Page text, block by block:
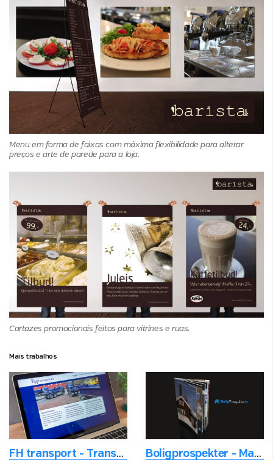
Menu em forma de faixas com máxima flexibilidade para alterar
preços e arte de parede para a loja.
Cartazes promocionais feitos para vitrines e ruas.
Mais trabalhos
FH transport - Transporte, construção e escavação Boligprospekter - Material de vendas de imóveis pelo internet